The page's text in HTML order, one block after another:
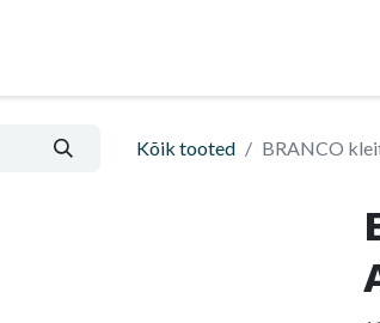
Kõik tooted BRANCO